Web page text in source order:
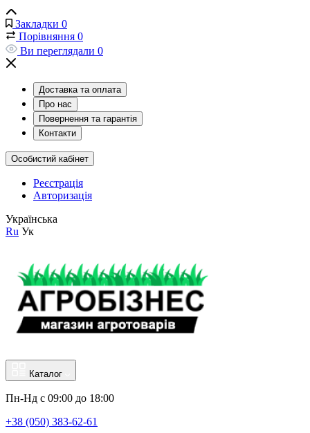
Закладки 0
Порівняння 0
Ви переглядали 0
Доставка та оплата
Про нас
Повернення та гарантія
Контакти
Особистий кабінет
Реєстрація
Авторизація
Українська
Ru Ук
Каталог
Пн-Нд с 09:00 до 18:00
+38 (050) 383-62-61